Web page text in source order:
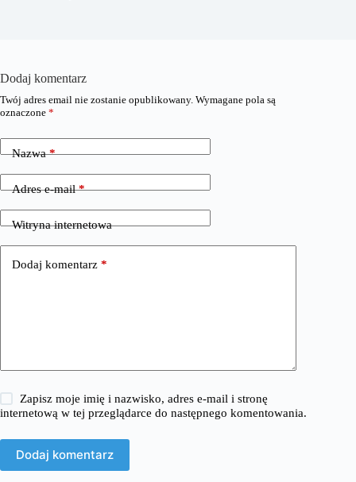
Dodaj komentarz
Twój adres email nie zostanie opublikowany. Wymagane pola są
oznaczone *
Nazwa*
Adres e-mail*
Witryna internetowa
Dodaj komentarz *
Zapisz moje imię i nazwisko, adres e-mail i stronę
internetową w tej przeglądarce do następnego komentowania.
Dodaj komentarz